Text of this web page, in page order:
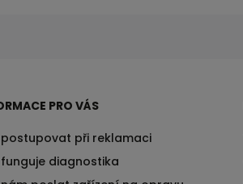
PRO VÁS
při reklamaci
diagnostika